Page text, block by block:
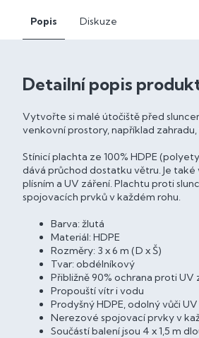
Popis Diskuze
Detailní popis
Vytvořte si malé útočiště před
venkovní prostory, například
Stínicí plachta ze 100% HDPE
dává průchod dostatku větru. Je
plísním a UV záření. Plachtu proti
spojovacích prvků v každém rohu.
Barva: žlutá
Materiál: HDPE
Rozměry: 3 x 6 m (D x Š)
Tvar: obdélníkový
Přibližně 90% ochrana proti UV
Propouští vítr i vodu
Prodyšný HDPE, odolný vůči
Nerezové spojovací prvky v
Součástí balení jsou 4 x 1,5 m